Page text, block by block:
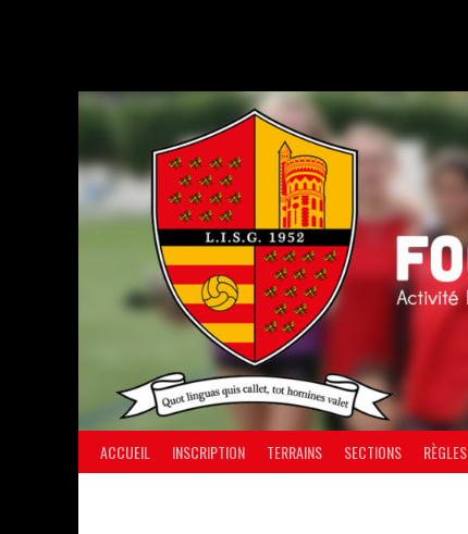
ACCUEIL INSCRIPTION TERRAINS SECTIONS RÈGLES